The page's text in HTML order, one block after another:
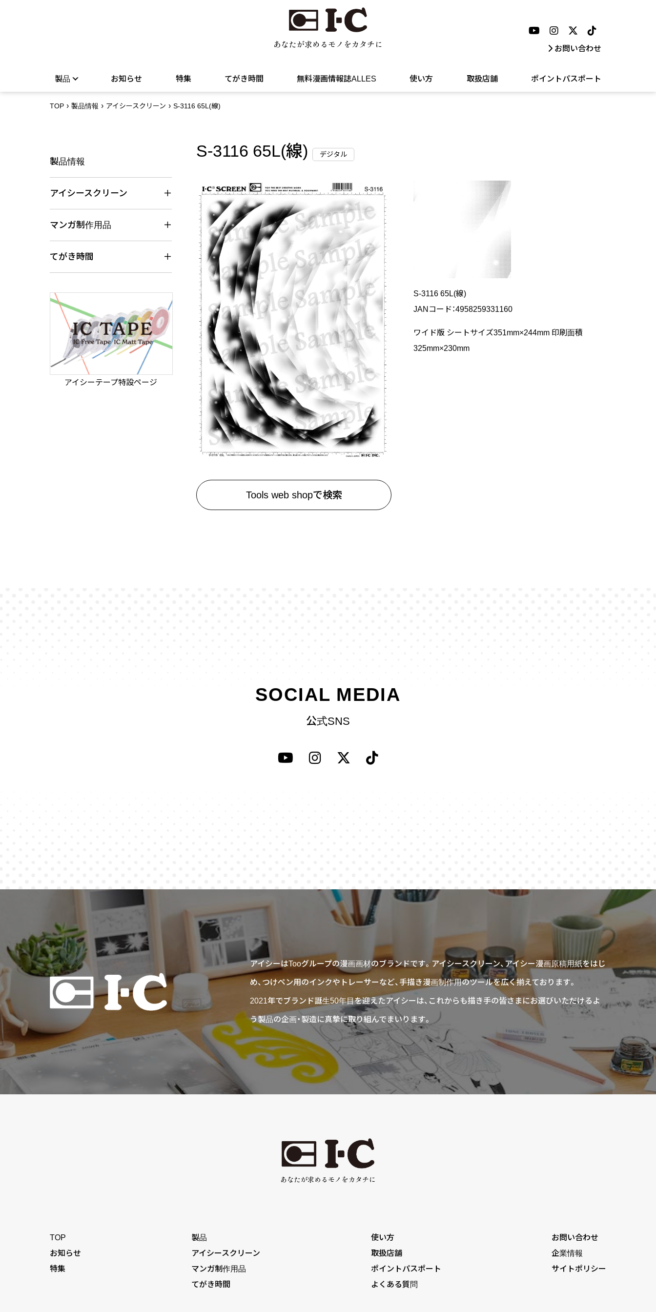
あなたが求めるモノをカタチに
製品 お知らせ 特集 てがき時間 無料漫画情報誌ALLES 使い方 取扱店舗 ポイントパスポート
お問い合わせ
TOP 製品情報 アイシースクリーン S-3116 65L(線)
製品情報
アイシースクリーン
マンガ制作用品
てがき時間
アイシーテープ特設ページ
S-3116 65L(線) デジタル
S-3116 65L(線)
JANコード：4958259331160
ワイド版 シートサイズ351mm×244mm 印刷面積
325mm×230mm
Tools web shopで検索
SOCIAL MEDIA
公式SNS
アイシーはTooグループの漫画画材のブランドです。アイシースクリーン、アイシー漫画原稿用紙をはじ
め、つけペン用のインクやトレーサーなど、手描き漫画制作用のツールを広く揃えております。
2021年でブランド誕生50年目を迎えたアイシーは、これからも描き手の皆さまにお選びいただけるよ
う製品の企画・製造に真摯に取り組んでまいります。
あなたが求めるモノをカタチに
TOP
お知らせ
特集
製品
アイシースクリーン
マンガ制作用品
てがき時間
使い方
取扱店舗
ポイントパスポート
よくある質問
お問い合わせ
企業情報
サイトポリシー